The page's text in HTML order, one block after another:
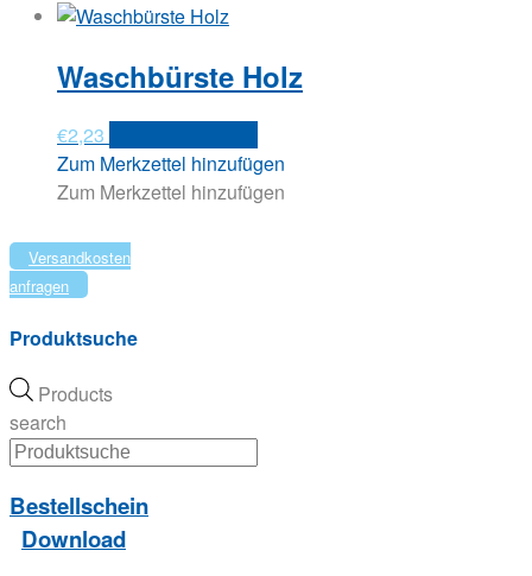
Waschbürste Holz
€2,23
Zum Merkzettel hinzufügen
Zum Merkzettel hinzufügen
Versandkosten
anfragen
Produktsuche
Products
search
Bestellschein
Download